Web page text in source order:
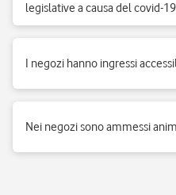
legislative a causa del covid-
I negozi hanno ingressi
Nei negozi sono ammessi